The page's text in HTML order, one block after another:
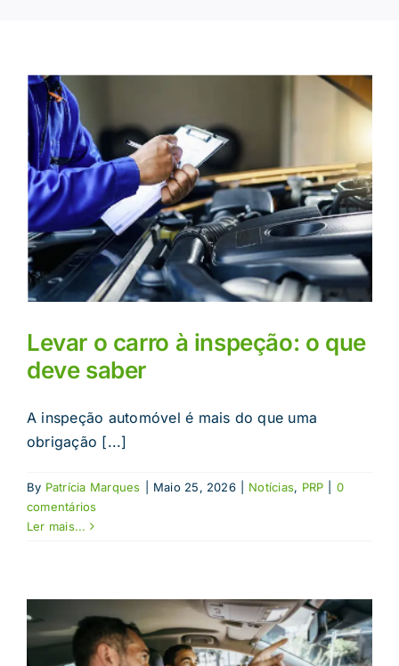
Levar o carro à inspeção: o que
deve saber
A inspeção automóvel é mais do que uma
obrigação [...]
By Patrícia Marques Maio 25, 2026 Notícias, PRP
0
comentários
Ler mais...